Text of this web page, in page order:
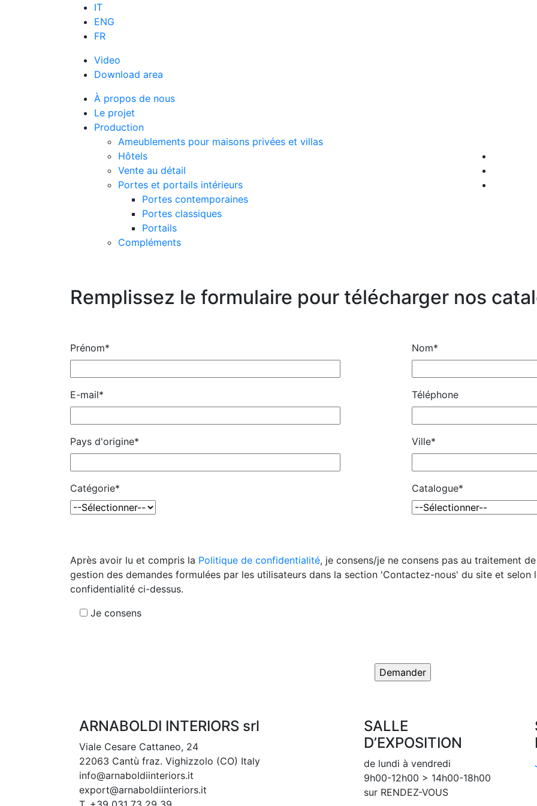
IT
ENG
FR
Video
Download area
À propos de nous
Le projet
Production
Ameublements pour maisons privées et villas
Hôtels
Vente au détail
Portes et portails intérieurs
Portes contemporaines
Portes classiques
Portails
Compléments
Remplissez le formulaire pour télécharger nos
Prénom* Nom*
E-mail* Téléphone
Pays d'origine* Ville*
Catégorie* Catalogue*
Après avoir lu et compris la Politique de confidentialité, je consens/je ne consens pas au traitement
gestion des demandes formulées par les utilisateurs dans la section 'Contactez-nous' du site et
confidentialité ci-dessus.
Je consens
ARNABOLDI INTERIORS srl
Viale Cesare Cattaneo, 24
22063 Cantù fraz. Vighizzolo (CO) Italy
info@arnaboldiinteriors.it
export@arnaboldiinteriors.it
SALLE
D’EXPOSITION
de lundi à vendredi
9h00-12h00 > 14h00-18h00
sur RENDEZ-VOUS